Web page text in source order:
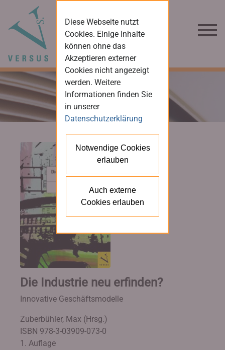
Die Industrie neu erfinden?
Innovative Geschäftsmodelle
Zuberbühler, Max (Hrsg.)
ISBN 978-3-03909-073-0
1. Auflage
Diese Webseite nutzt
Cookies. Einige Inhalte
können ohne das
Akzeptieren externer
Cookies nicht angezeigt
werden. Weitere
Informationen finden Sie
in unserer
Datenschutzerklärung
Notwendige Cookies
erlauben
Auch externe
Cookies erlauben